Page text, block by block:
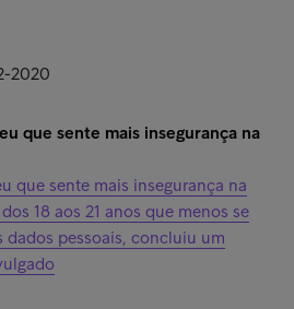
2020
que sente mais insegurança na
que sente mais insegurança na
18 aos 21 anos que menos se
dados pessoais, concluiu um